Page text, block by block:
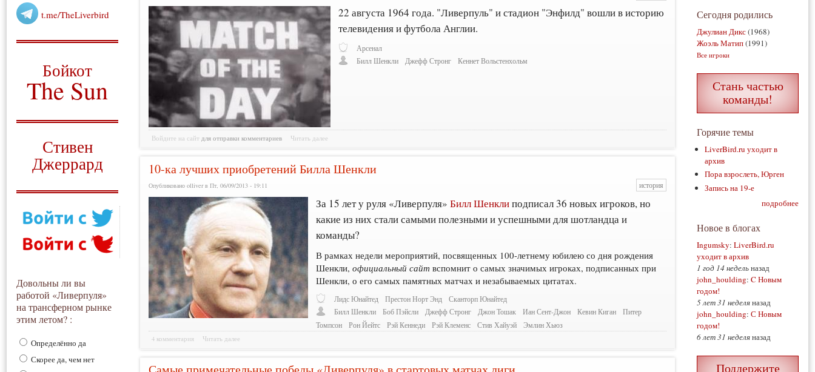
t.me/TheLiverbird
Бойкот
The Sun
Стивен
Джеррард
Довольны ли вы
работой «Ливерпуля»
на трансферном рынке
этим летом? :
Определённо да
Скорее да, чем нет
22 августа 1964 года. "Ливерпуль" и стадион "Энфилд" вошли в историю
телевидения и футбола Англии.
Арсенал
Билл Шенкли
Джефф Стронг Кеннет Вольстенхольм
Войдите на сайт для отправки комментариев Читать далее
10-ка лучших приобретений Билла Шенкли
Опубликовано olliver в Пт, 06/09/2013 - 19:11 история
За 15 лет у руля «Ливерпуля»Билл Шенклиподписал 36 новых игроков, но
какие из них стали самыми полезными и успешными для шотландца и
команды?
В рамках недели мероприятий, посвященных 100-летнему юбилею со дня рождения
Шенкли,официальный сайт вспомнит о самых значимых игроках, подписанных при
Шенкли, о его самых памятных матчах и незабываемых цитатах.
Лидс Юнайтед Престон Норт Энд
Сканторп Юнайтед
Билл Шенкли
Боб Пэйсли Джефф Стронг Джон Тошак Иан Сент-Джон Кевин Киган
Питер
Томпсон
Рон Йейтс Рэй Кеннеди Рэй Клеменс Стив Хайуэй Эмлин Хьюз
4 комментария Читать далее
Сегодня родились
Джулиан Дикс(1968)
Жоэль Матип(1991)
Все игроки
Стань частью
команды!
Горячие темы
LiverBird.ru уходит в
архив
Пора взрослеть, Юрген
Запись на 19-е
подробнее
Новое в блогах
Ingumsky: LiverBird.ru
уходит в архив
1 год 14 недельназад
john_houlding: C Новым
годом!
5 лет 31 неделяназад
john_houlding: С Новым
годом!
6 лет 31 неделяназад
Поддержите